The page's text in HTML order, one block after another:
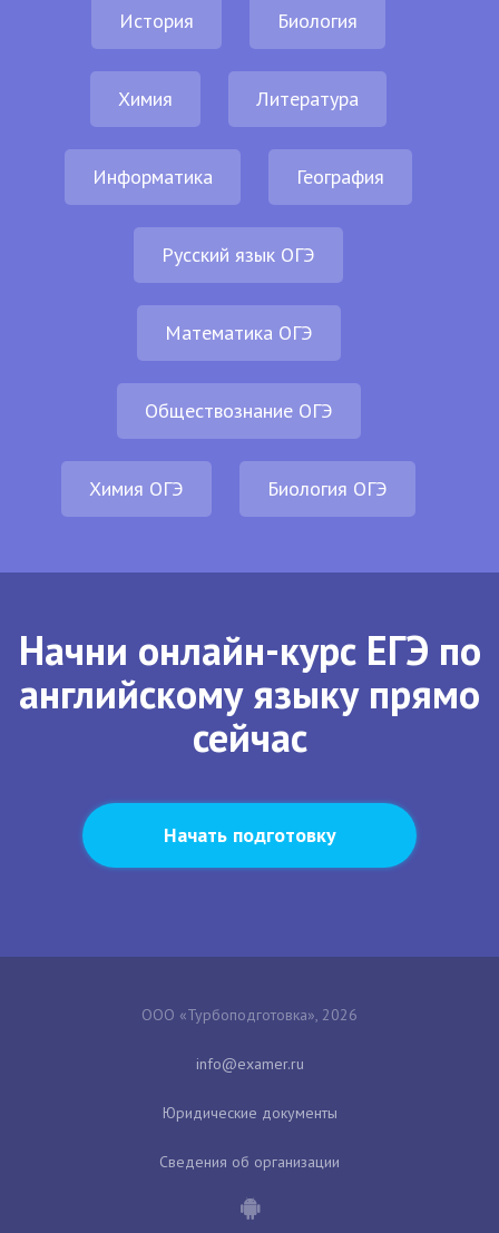
История Биология
Химия Литература
Информатика География
Русский язык ОГЭ
Математика ОГЭ
Обществознание ОГЭ
Химия ОГЭ Биология ОГЭ
Начни онлайн-курс ЕГЭ по
английскому языку прямо
сейчас
Начать подготовку
ООО «Турбоподготовка», 2026
Юридические документы
Сведения об организации